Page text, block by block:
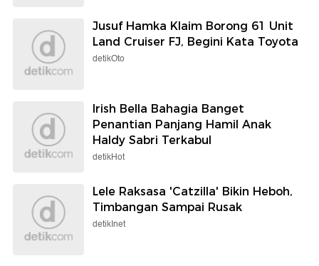
Jusuf Hamka Klaim Borong 61 Unit
Land Cruiser FJ, Begini Kata Toyota
detikOto
Irish Bella Bahagia Banget
Penantian Panjang Hamil Anak
Haldy Sabri Terkabul
detikHot
Lele Raksasa 'Catzilla' Bikin Heboh,
Timbangan Sampai Rusak
detikInet